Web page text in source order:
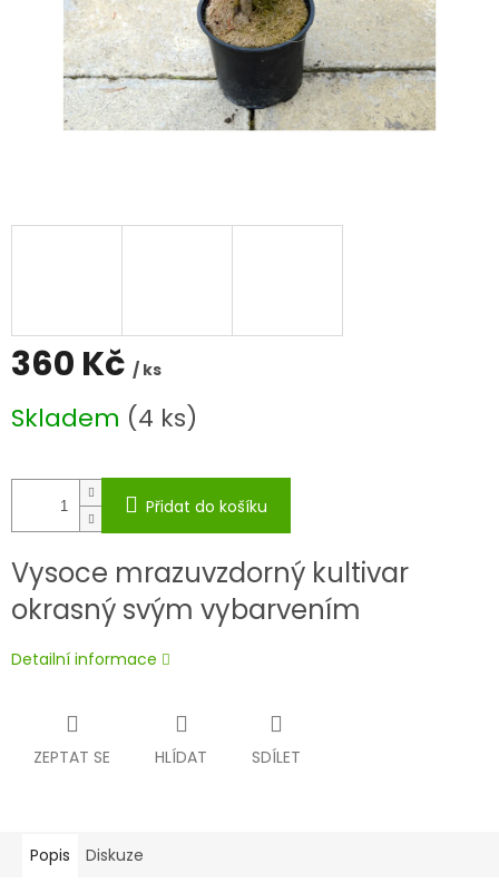
360 Kč / ks
cena:
Skladem (4 ks)
Přidat do košíku
Vysoce mrazuvzdorný kultivar
okrasný svým vybarvením
Detailní informace
ZEPTAT SE HLÍDAT SDÍLET
Popis Diskuze